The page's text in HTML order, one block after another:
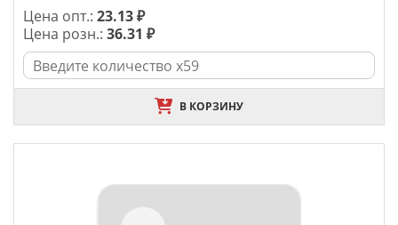
Цена опт.: 23.13 ₽
Цена розн.: 36.31 ₽
В КОРЗИНУ